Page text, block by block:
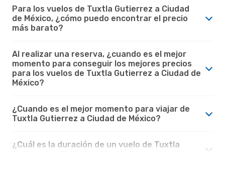
Para los vuelos de Tuxtla Gutierrez a Ciudad
de México, ¿cómo puedo encontrar el precio
más barato?
Al realizar una reserva, ¿cuando es el mejor
momento para conseguir los mejores precios
para los vuelos de Tuxtla Gutierrez a Ciudad de
México?
¿Cuando es el mejor momento para viajar de
Tuxtla Gutierrez a Ciudad de México?
¿Cuál es la duración de un vuelo de Tuxtla